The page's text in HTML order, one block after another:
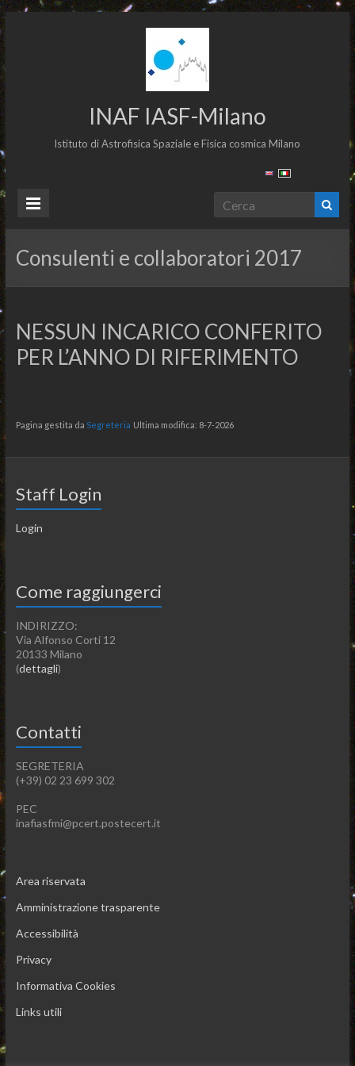
INAF IASF-Milano
Istituto di Astrofisica Spaziale e Fisica cosmica Milano
Consulenti e collaboratori 2017
NESSUN INCARICO CONFERITO
PER L’ANNO DI RIFERIMENTO
Pagina gestita da Segreteria Ultima modifica: 8-7-2026
Staff Login
Login
Come raggiungerci
INDIRIZZO:
Via Alfonso Corti 12
20133 Milano
(dettagli)
Contatti
SEGRETERIA
(+39) 02 23 699 302
PEC
inafiasfmi@pcert.postecert.it
Area riservata
Amministrazione trasparente
Accessibilità
Privacy
Informativa Cookies
Links utili